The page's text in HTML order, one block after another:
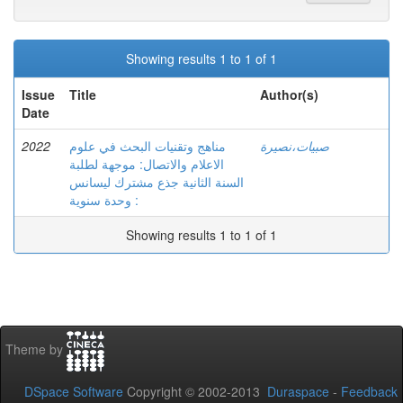
Showing results 1 to 1 of 1
Issue
Date
Title Author(s)
2022
مناهج وتقنيات البحث في علوم
الاعلام والاتصال: موجهة لطلبة
السنة الثانية جذع مشترك ليسانس
: وحدة سنوية
صبيات،نصيرة
Showing results 1 to 1 of 1
Theme by
DSpace Software Copyright © 2002-2013 Duraspace - Feedback